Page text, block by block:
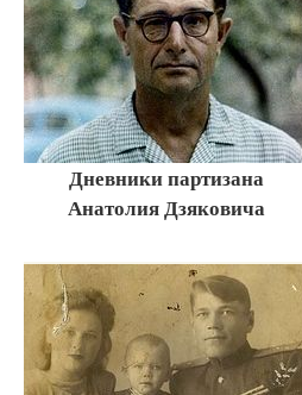
Дневники партизана
Анатолия Дзяковича